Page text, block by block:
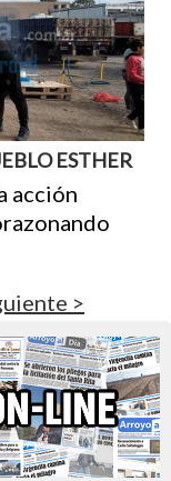
ESTHER
acción
>